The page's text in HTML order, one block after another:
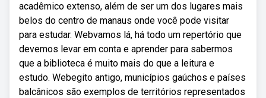
acadêmico extenso, além de ser um dos lugares mais
belos do centro de manaus onde você pode visitar
para estudar. Webvamos lá, há todo um repertório que
devemos levar em conta e aprender para sabermos
que a biblioteca é muito mais do que a leitura e
estudo. Webegito antigo, municípios gaúchos e países
balcânicos são exemplos de territórios representados